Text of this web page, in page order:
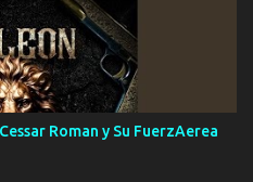
para atender los deberes
de confianza tengo gente
Pariente 7 arreglan
que ordené NOS HACE
ERA EL 24 SIEMPRE FUE UN
PELEAND0 SIEMPRE
EL LEGADO Es el DOS de
Roman y Su FuerzAerea